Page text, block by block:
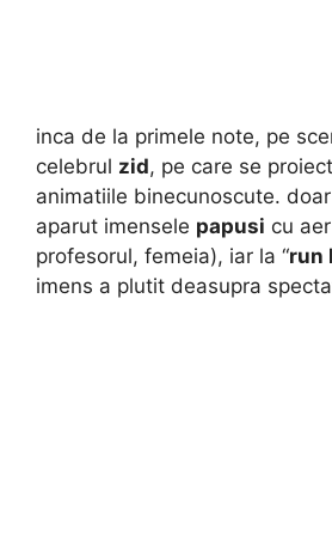
inca de la primele note, pe
celebrul zid, pe care se
animatiile binecunoscute.
aparut imensele papusi cu
profesorul, femeia), iar la “run
imens a plutit deasupra